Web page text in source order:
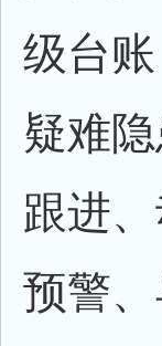
级台
疑难
跟进
预警